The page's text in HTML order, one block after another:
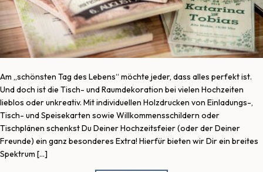
Am „schönsten Tag des Lebens“ möchte jeder, dass alles perfekt ist.
Und doch ist die Tisch- und Raumdekoration bei vielen Hochzeiten
lieblos oder unkreativ. Mit individuellen Holzdrucken von Einladungs-,
Tisch- und Speisekarten sowie Willkommensschildern oder
Tischplänen schenkst Du Deiner Hochzeitsfeier (oder der Deiner
Freunde) ein ganz besonderes Extra! Hierfür bieten wir Dir ein breites
Spektrum […]